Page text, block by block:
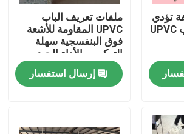
تؤدي
إلى ملف إطار باب UPVC
ملفات تعريف الباب
UPVC المقاومة للأشعة
فوق البنفسجية سهلة
التركيب والأداء الجيد
إرسال استفسار